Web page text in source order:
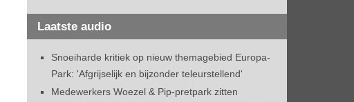
Laatste audio
Snoeiharde kritiek op nieuw themagebied Europa-
Park: 'Afgrijselijk en bijzonder teleurstellend'
Medewerkers Woezel & Pip-pretpark zitten